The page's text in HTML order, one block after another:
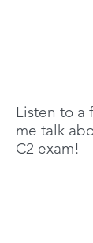
Listen to a
me talk
C2 exam!